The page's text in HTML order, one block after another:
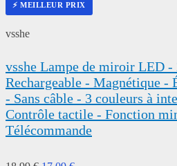
⚡ MEILLEUR PRIX
vsshe
vsshe Lampe de miroir LED -
Rechargeable - Magnétique -
- Sans câble - 3 couleurs à
Contrôle tactile - Fonction
Télécommande